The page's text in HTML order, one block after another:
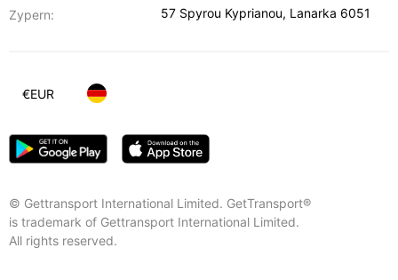
Zypern:
57 Spyrou Kyprianou, Lanarka 6051
© Gettransport International Limited. GetTransport®
is trademark of Gettransport International Limited.
All rights reserved.
€EUR